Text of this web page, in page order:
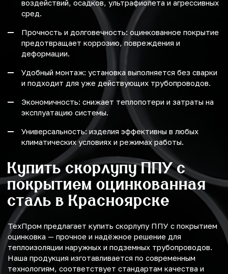
воздействий, осадков, ультрафиолета и агрессивных
сред.
Прочность и долговечность: оцинкованное покрытие
предотвращает коррозию, повреждения и
деформации.
Удобный монтаж: установка выполняется без сварки
и подходит для уже действующих трубопроводов.
Экономичность: снижает теплопотери и затраты на
эксплуатацию системы.
Универсальность: изделия эффективны в любых
климатических условиях и режимах работы.
Купить скорлупу ППУ с
покрытием оцинкованная
сталь в Красноярске
ТехПром предлагает купить скорлупу ППУ с покрытием
оцинковка — прочное и надёжное решение для
теплоизоляции наружных и подземных трубопроводов.
Наша продукция изготавливается по современным
технологиям, соответствует стандартам качества и